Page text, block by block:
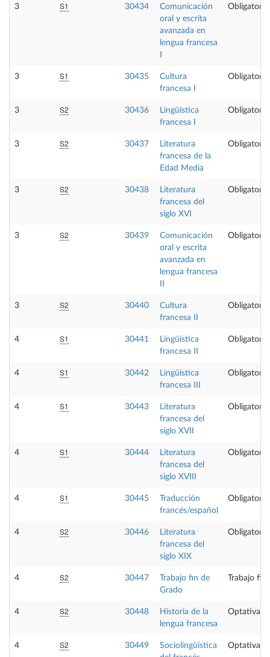
3 S1 30434
Comunicación
oral y escrita
avanzada en
lengua francesa
Obligatoria
3 S1 30435
Cultura
francesa I
Obligatoria
3 S2 30436
Lingüística
francesa I
Obligatoria
3 S2 30437
Literatura
francesa de la
Edad Media
Obligatoria
3 S2 30438
Literatura
francesa del
siglo XVI
Obligatoria
3 S2 30439
Comunicación
oral y escrita
avanzada en
lengua francesa
Obligatoria
3 S2 30440
Cultura
francesa II
Obligatoria
4 S1 30441
Lingüística
francesa II
Obligatoria
4 S1 30442
Lingüística
francesa III
Obligatoria
4 S1 30443
Literatura
francesa del
siglo XVII
Obligatoria
4 S1 30444
Literatura
francesa del
siglo XVIII
Obligatoria
4 S1 30445
Traducción
francés/español
Obligatoria
4 S2 30446
Literatura
francesa del
siglo XIX
Obligatoria
4 S2 30447
Trabajo fin de
Grado
Trabajo
4 S2 30448
Historia de la
lengua francesa
Optativa
4 S2 30449
Sociolingüística
Optativa